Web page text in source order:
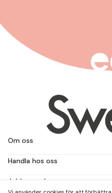
Om oss
Handla hos oss
Jobba med oss